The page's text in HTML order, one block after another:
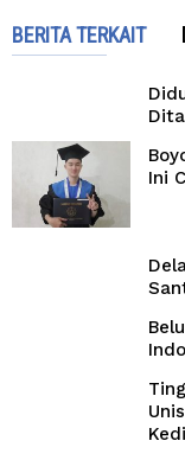
BERITA TERKAIT
Ini